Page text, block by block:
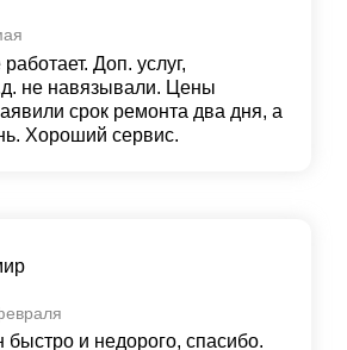
Доп. услуг,
не навязывали. Цены
срок ремонта два дня, а
Хороший сервис.
быстро и недорого, спасибо.